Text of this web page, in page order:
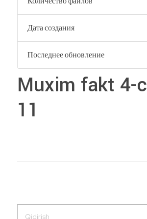
Дата создания
Последнее обновление
Muxim fakt 4-
11